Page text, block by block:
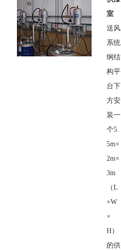
室
送风
系统
纲结
构平
台下
方安
装一
个5.
5m×
2m×
3m
（L
×W
×
H）
的供